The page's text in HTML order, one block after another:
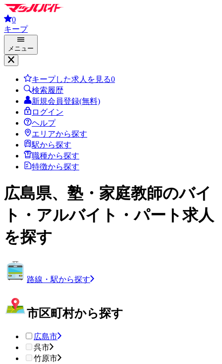
0
キープ
メニュー
キープした求人を見る0
検索履歴
新規会員登録(無料)
ログイン
ヘルプ
エリアから探す
駅から探す
職種から探す
特徴から探す
広島県、塾・家庭教師のバイ
ト・アルバイト・パート求人
を探す
路線・駅から探す
市区町村から探す
広島市
呉市
竹原市